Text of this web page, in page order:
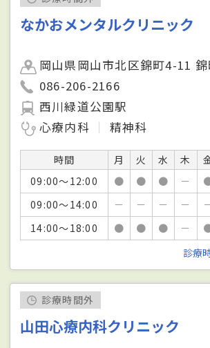
なかおメンタルクリニック
岡山県岡山市北区錦町4-11
086-206-2166
西川緑道公園駅
心療内科
精神科
時間 月 火 水 木
09:00～12:00
● ● ● －
09:00～14:00
－ － － －
14:00～18:00
● ● ● －
診療
診療時間外
山田心療内科クリニック